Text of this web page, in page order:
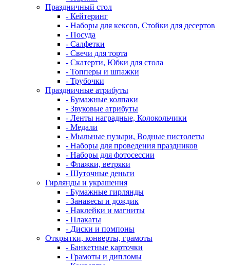
Праздничный стол
- Кейтеринг
- Наборы для кексов, Стойки для десертов
- Посуда
- Салфетки
- Свечи для торта
- Скатерти, Юбки для стола
- Топперы и шпажки
- Трубочки
Праздничные атрибуты
- Бумажные колпаки
- Звуковые атрибуты
- Ленты наградные, Колокольчики
- Медали
- Мыльные пузыри, Водные пистолеты
- Наборы для проведения праздников
- Наборы для фотосессии
- Флажки, ветряки
- Шуточные деньги
Гирлянды и украшения
- Бумажные гирлянды
- Занавесы и дождик
- Наклейки и магниты
- Плакаты
- Диски и помпоны
Открытки, конверты, грамоты
- Банкетные карточки
- Грамоты и дипломы